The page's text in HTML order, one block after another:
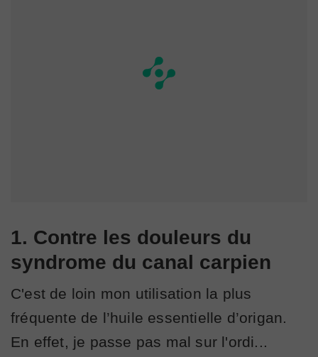
1. Contre les douleurs du
syndrome du canal carpien
C'est de loin mon utilisation la plus
fréquente de l’huile essentielle d’origan.
En effet, je passe pas mal sur l'ordi...